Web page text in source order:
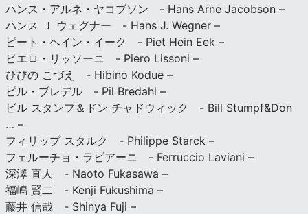
ハンス・アルネ・ヤコブソン - Hans Arne Jacobson –
ハンス Ｊ ウェグナー - Hans J. Wegner –
ピート・ヘイン・イーク - Piet Hein Eek –
ピエロ・リッソーニ - Piero Lissoni –
ひびの こづえ - Hibino Kodue –
ピル・ブレデル - Pil Bredahl –
ビル スタンフ＆ドン チャドウィック - Bill Stumpf&Don
… –
フィリップ スタルク - Philippe Starck –
フェルーチョ・ラビアーニ - Ferruccio Laviani –
深澤 直人 - Naoto Fukasawa –
福嶋 賢二 - Kenji Fukushima –
藤井 信哉 - Shinya Fuji –